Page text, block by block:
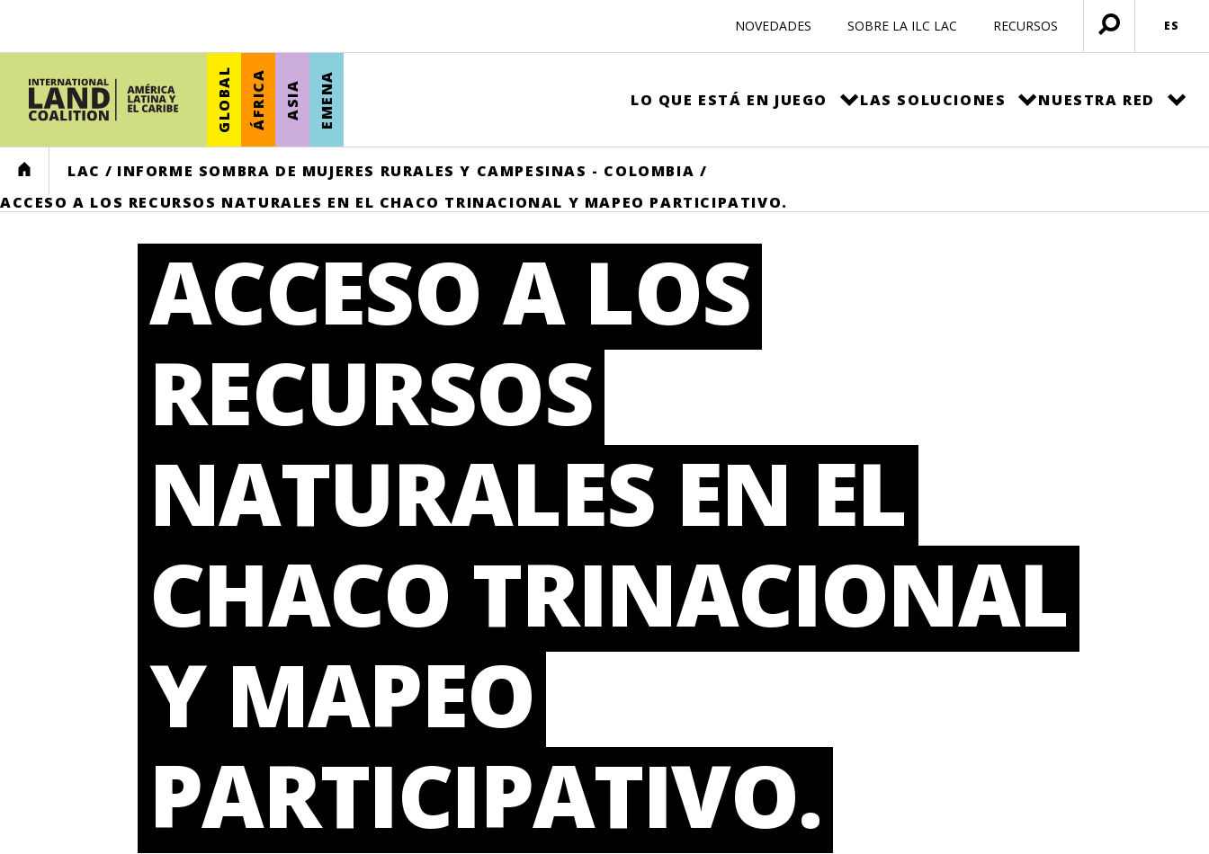
NOVEDADES SOBRE LA ILC LAC RECURSOS
Menú
abierto
ES
GLOBAL ÁFRICA ASIA EMENA LO QUE ESTÁ EN JUEGO LAS SOLUCIONES NUESTRA RED
HOME LAC / INFORME SOMBRA DE MUJERES RURALES Y CAMPESINAS - COLOMBIA /
ACCESO A LOS RECURSOS NATURALES EN EL CHACO TRINACIONAL Y MAPEO PARTICIPATIVO.
ACCESO A LOS
RECURSOS
NATURALES EN EL
CHACO TRINACIONAL
Y MAPEO
PARTICIPATIVO.